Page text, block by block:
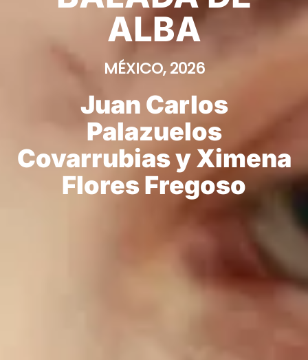
ALBA
MÉXICO, 2026
Juan Carlos
Palazuelos
Covarrubias y Ximena
Flores Fregoso